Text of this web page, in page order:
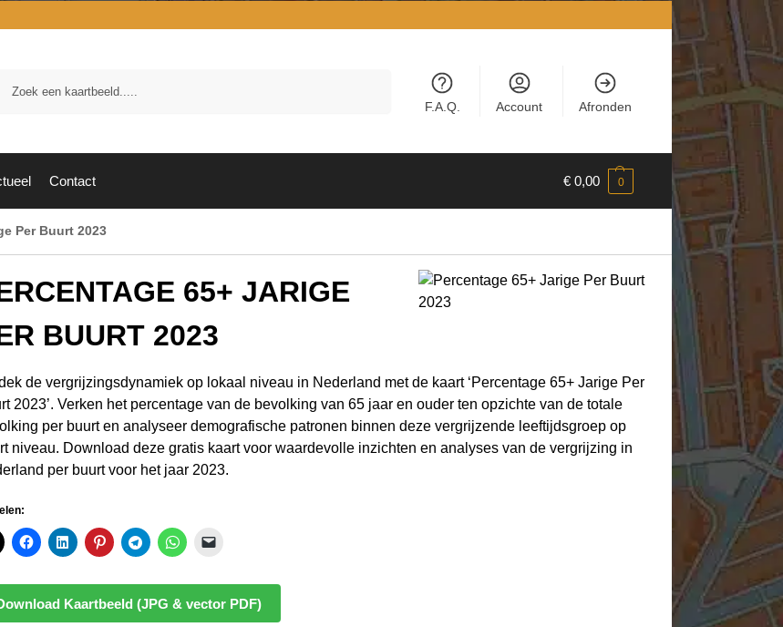
F.A.Q. Account Afronden
Contact € 0,00 0
Per Buurt 2023
65+ JARIGE
BUURT 2023
de vergrijzingsdynamiek op lokaal niveau in Nederland met de kaart ‘Percentage 65+ Jarige Per
2023’. Verken het percentage van de bevolking van 65 jaar en ouder ten opzichte van de totale
per buurt en analyseer demografische patronen binnen deze vergrijzende leeftijdsgroep op
niveau. Download deze gratis kaart voor waardevolle inzichten en analyses van de vergrijzing in
per buurt voor het jaar 2023.
Kaartbeeld (JPG & vector PDF)